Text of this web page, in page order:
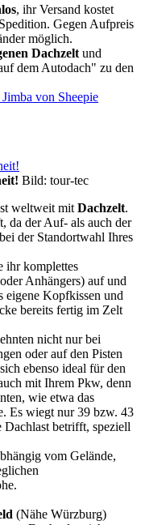
, ihr Versand kostet
Gegen Aufpreis
möglich.
Dachzelt und
dem Autodach" zu den
von Sheepie
Bild: tour-tec
weltweit mit Dachzelt.
da der Auf- als auch der
der Standortwahl Ihres
ihr komplettes
Anhängers) auf und
eigene Kopfkissen und
bereits fertig im Zelt
nicht nur bei
oder auf den Pisten
ebenso ideal für den
mit Ihrem Pkw, denn
wie etwa das
Es wiegt nur 39 bzw. 43
Dachlast betrifft, speziell
vom Gelände,
(Nähe Würzburg)